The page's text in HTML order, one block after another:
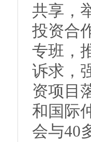
共享，
投资合
专班，
诉求，
资项目
和国际
会与40